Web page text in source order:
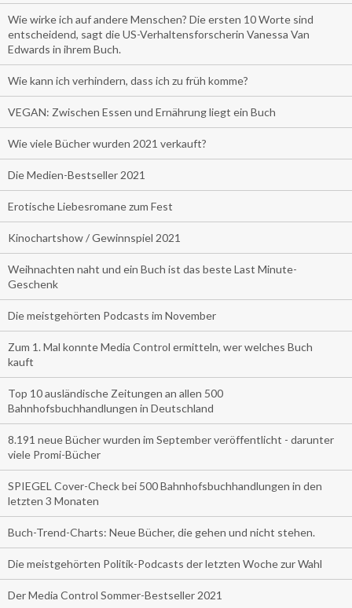
Wie wirke ich auf andere Menschen? Die ersten 10 Worte sind
entscheidend, sagt die US-Verhaltensforscherin Vanessa Van
Edwards in ihrem Buch.
Wie kann ich verhindern, dass ich zu früh komme?
VEGAN: Zwischen Essen und Ernährung liegt ein Buch
Wie viele Bücher wurden 2021 verkauft?
Die Medien-Bestseller 2021
Erotische Liebesromane zum Fest
Kinochartshow / Gewinnspiel 2021
Weihnachten naht und ein Buch ist das beste Last Minute-
Geschenk
Die meistgehörten Podcasts im November
Zum 1. Mal konnte Media Control ermitteln, wer welches Buch
kauft
Top 10 ausländische Zeitungen an allen 500
Bahnhofsbuchhandlungen in Deutschland
8.191 neue Bücher wurden im September veröffentlicht - darunter
viele Promi-Bücher
SPIEGEL Cover-Check bei 500 Bahnhofsbuchhandlungen in den
letzten 3 Monaten
Buch-Trend-Charts: Neue Bücher, die gehen und nicht stehen.
Die meistgehörten Politik-Podcasts der letzten Woche zur Wahl
Der Media Control Sommer-Bestseller 2021